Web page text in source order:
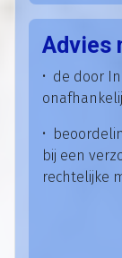
Advies
• de door
•
bij een
rechtelijke